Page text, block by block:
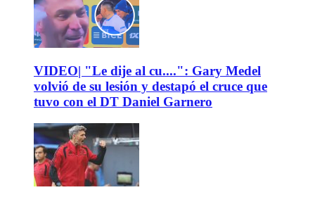
VIDEO| "Le dije al cu....": Gary Medel
volvió de su lesión y destapó el cruce que
tuvo con el DT Daniel Garnero